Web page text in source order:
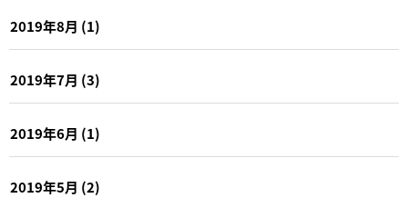
2019年8月 (1)
2019年7月 (3)
2019年6月 (1)
2019年5月 (2)